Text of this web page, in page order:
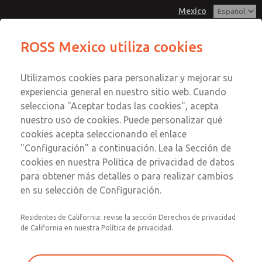
Mexico
Cuenta
Registrarse
Inscribirse
ECO - DN08 (accionamiento
directo de 2/2 vías)
Serie ECO, electromagnética, tubo de control coaxial y
de 2/2 vías)
ROSS Mexico utiliza cookies
Utilizamos cookies para personalizar y mejorar su
experiencia general en nuestro sitio web. Cuando
selecciona "Aceptar todas las cookies", acepta
nuestro uso de cookies. Puede personalizar qué
cookies acepta seleccionando el enlace
"Configuración" a continuación. Lea la Sección de
cookies en nuestra Política de privacidad de datos
para obtener más detalles o para realizar cambios
en su selección de Configuración.
Residentes de California: revise la sección Derechos de privacidad
de California en nuestra Política de privacidad.